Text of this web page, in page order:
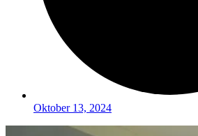
Oktober 13, 2024